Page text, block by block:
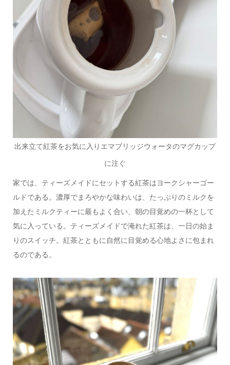
出来立て紅茶をお気に入りエマブリッジウォータのマグカップ
に注ぐ
家では、ティーズメイドにセットする紅茶はヨークシャーゴー
ルドである。濃厚でまろやかな味わいは、たっぷりのミルクを
加えたミルクティーに最もよく合い、朝の目覚めの一杯として
気に入っている。ティーズメイドで淹れた紅茶は、一日の始ま
りのスイッチ。紅茶とともに自然に目覚める心地よさに包まれ
るのである。